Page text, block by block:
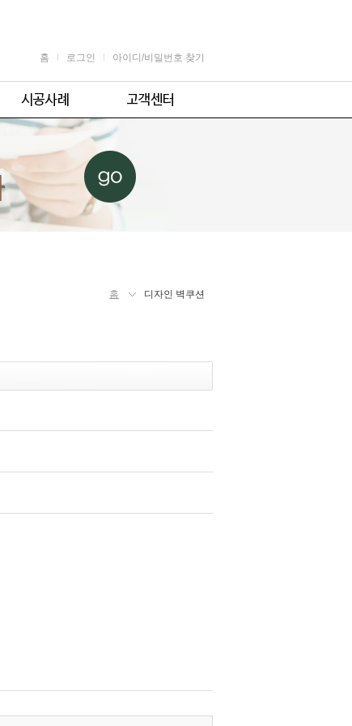
홈 로그인 아이디/비밀번호 찾기
어린이용
업소용
체육시설용
견적 및 제휴문의
자주 묻는 질문
주의사항
홈 디자인 벽쿠션